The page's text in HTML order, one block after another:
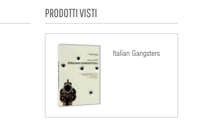
Elementi -
PRODOTTI VISTI
Italian Gangsters